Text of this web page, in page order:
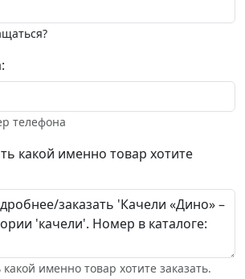
телефона
какой именно товар хотите
именно товар хотите заказать.